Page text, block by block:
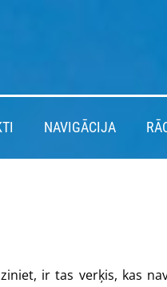
NAVIGĀCIJA
ir tas verķis, kas